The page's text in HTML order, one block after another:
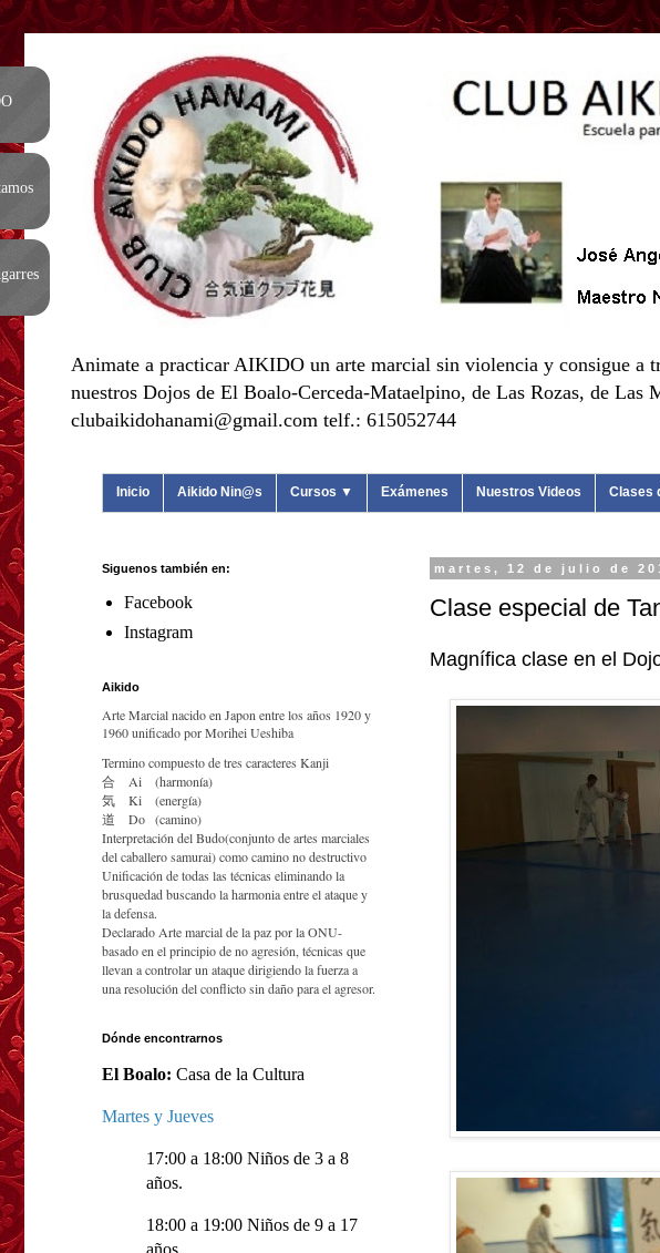
Animate a practicar AIKIDO un arte marcial sin violencia y consigue a
nuestros Dojos de El Boalo-Cerceda-Mataelpino, de Las Rozas, de
clubaikidohanami@gmail.com telf.: 615052744
Inicio Aikido Nin@s Cursos ▼ Exámenes Nuestros Videos Clases
martes, 12 de julio de
Clase especial de
Magnífica clase en el
Siguenos también en:
Facebook
Instagram
Aikido
Arte Marcial nacido en Japon entre los años 1920 y
1960 unificado por Morihei Ueshiba
Termino compuesto de tres caracteres Kanji
合
Ai
(harmonía)
気
Ki
(energía)
道
Do (camino)
Interpretación del Budo(conjunto de artes marciales
del caballero samurai) como camino no destructivo
Unificación de todas las técnicas eliminando la
brusquedad buscando la harmonia entre el ataque y
la defensa.
Declarado Arte marcial de la paz por la ONU-
basado en el principio de no agresión, técnicas que
llevan a controlar un ataque dirigiendo la fuerza a
una resolución del conflicto sin daño para el agresor.
Dónde encontrarnos
El Boalo: Casa de la Cultura
Martes y Jueves
17:00 a 18:00 Niños de 3 a 8
años.
18:00 a 19:00 Niños de 9 a 17
años.